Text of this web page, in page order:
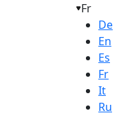
Fr
De
En
Es
Fr
It
Ru